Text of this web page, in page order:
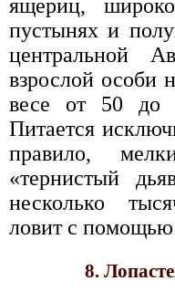
ящериц,
пустынях и
центральной
взрослой особи
весе от 50 до
Питается
правило,
«тернистый
несколько
ловит с помощью
8.